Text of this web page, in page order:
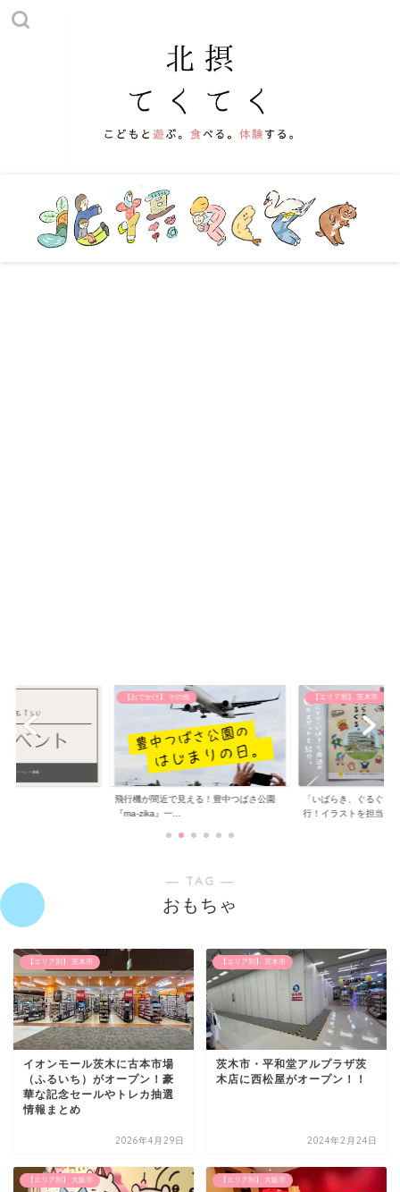
【おでかけ】 その他
飛行機が間近で見える！豊中つばさ公園
『ma-zika』一...
【エリア別】 茨木市
「いばらき、ぐるぐる
行！イラストを担当...
― TAG ―
おもちゃ
【エリア別】 茨木市
イオンモール茨木に古本市場
（ふるいち）がオープン！豪
華な記念セールやトレカ抽選
情報まとめ
2026年4月29日
【エリア別】 茨木市
茨木市・平和堂アルプラザ茨
木店に西松屋がオープン！！
2024年2月24日
【エリア別】 大阪市 【エリア別】 大阪市